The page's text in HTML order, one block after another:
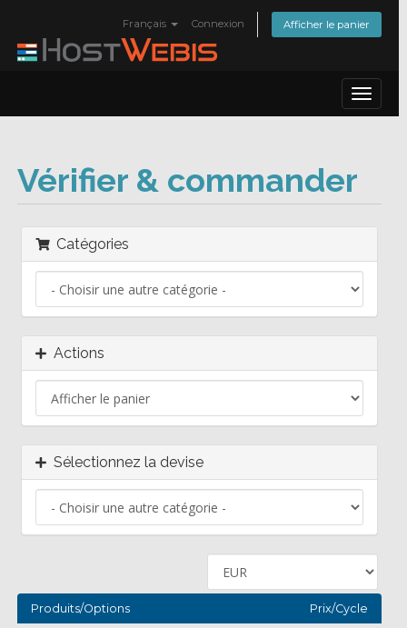
Français Connexion Afficher le panier
Toggle
Vérifier & commander
Catégories
Actions
Sélectionnez la devise
Produits/Options Prix/Cycle